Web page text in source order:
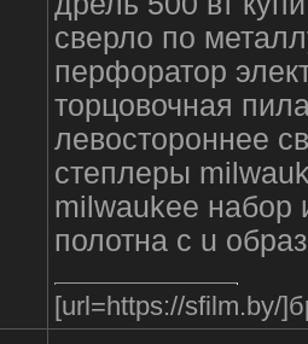
сверло по
перфоратор
торцовочная
левостороннее
степлеры
milwaukee набор
полотна с u
[url=https://sfilm.by/